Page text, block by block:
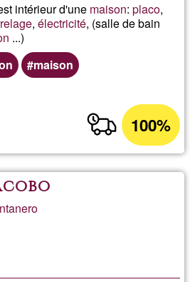
intérieur d'une maison:placo,
,électricité, (salle de bain
...)
maison
100%